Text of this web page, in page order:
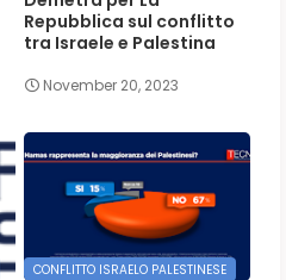
Repubblica sul conflitto
tra Israele e Palestina
November 20, 2023
CONFLITTO ISRAELO PALESTINESE